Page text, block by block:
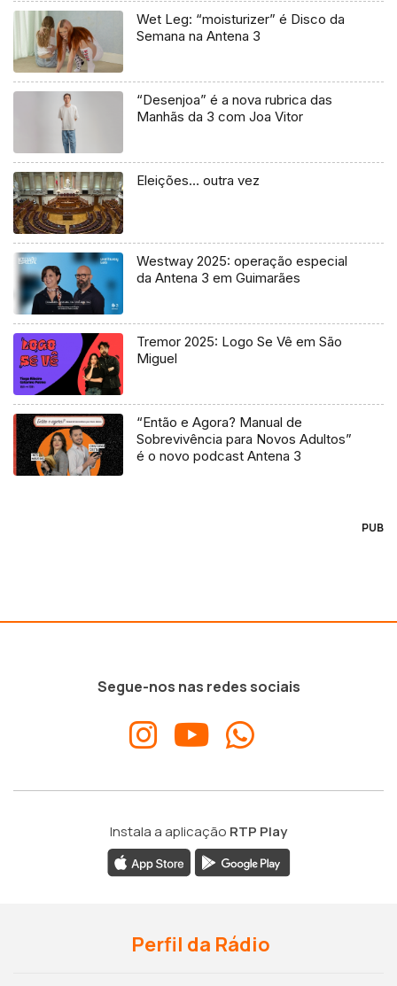
Wet Leg: “moisturizer” é Disco da
Semana na Antena 3
“Desenjoa” é a nova rubrica das
Manhãs da 3 com Joa Vitor
Eleições… outra vez
Westway 2025: operação especial
da Antena 3 em Guimarães
Tremor 2025: Logo Se Vê em São
Miguel
“Então e Agora? Manual de
Sobrevivência para Novos Adultos”
é o novo podcast Antena 3
PUB
Segue-nos nas redes sociais
Instala a aplicação RTP Play
Perfil da Rádio